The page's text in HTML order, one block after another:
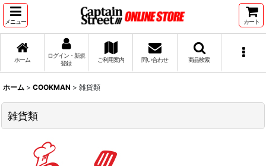
メニュー カート
ホーム
ログイン・新規
登録
ご利用案内 問い合わせ 商品検索
ホーム > COOKMAN > 雑貨類
雑貨類